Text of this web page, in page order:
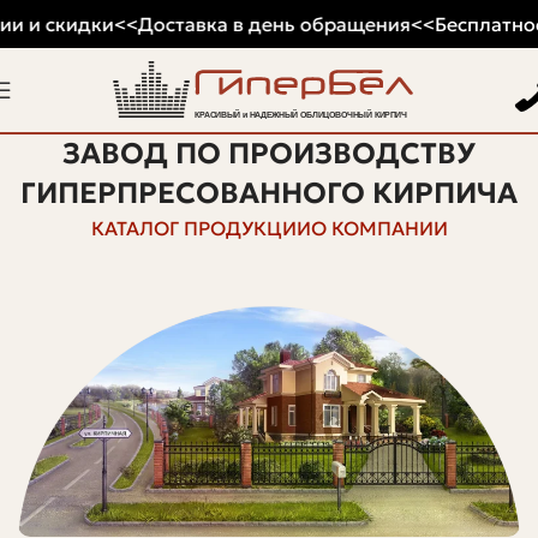
ЗАВОД ПО ПРОИЗВОДСТВУ
ГИПЕРПРЕСОВАННОГО КИРПИЧА
КАТАЛОГ ПРОДУКЦИИО КОМПАНИИ
и скидки<<Доставка в день обращения<<